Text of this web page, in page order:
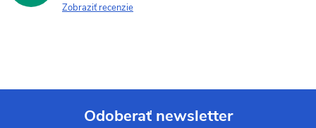
Zobraziť recenzie
Odoberať newsletter